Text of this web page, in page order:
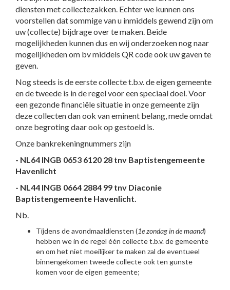
diensten met collectezakken. Echter we kunnen ons
voorstellen dat sommige van u inmiddels gewend zijn om
uw (collecte) bijdrage over te maken. Beide
mogelijkheden kunnen dus en wij onderzoeken nog naar
mogelijkheden om bv middels QR code ook uw gaven te
geven.
Nog steeds is de eerste collecte t.b.v. de eigen gemeente
en de tweede is in de regel voor een speciaal doel. Voor
een gezonde financiële situatie in onze gemeente zijn
deze collecten dan ook van eminent belang, mede omdat
onze begroting daar ook op gestoeld is.
Onze bankrekeningnummers zijn
- NL64 INGB 0653 6120 28 tnv Baptistengemeente
Havenlicht
- NL44 INGB 0664 2884 99 tnv Diaconie
Baptistengemeente Havenlicht.
Nb.
Tijdens de avondmaaldiensten (1e zondag in de maand)
hebben we in de regel één collecte t.b.v. de gemeente
en om het niet moeilijker te maken zal de eventueel
binnengekomen tweede collecte ook ten gunste
komen voor de eigen gemeente;